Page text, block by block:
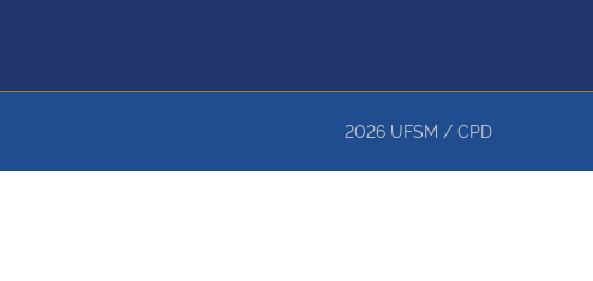
2026 UFSM / CPD